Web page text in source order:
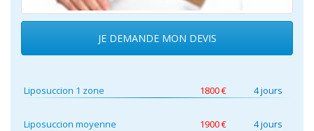
JE DEMANDE MON DEVIS
Liposuccion 1 zone 1800 € 4 jours
Liposuccion moyenne 1900 € 4 jours